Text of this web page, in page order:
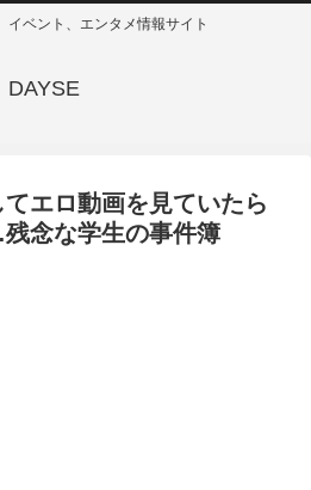
イベント、エンタメ情報サイト
DAYSE
エロ動画を見ていたら
念な学生の事件簿